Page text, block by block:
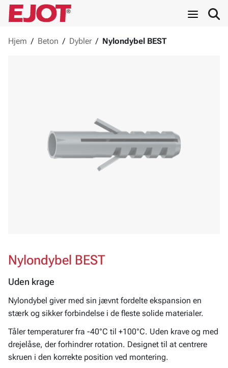
Hjem / Beton / Dybler / Nylondybel BEST
Nylondybel BEST
Uden krage
Nylondybel giver med sin jævnt fordelte ekspansion en
stærk og sikker forbindelse i de fleste solide materialer.
Tåler temperaturer fra -40°C til +100°C. Uden krave og med
drejelåse, der forhindrer rotation. Designet til at centrere
skruen i den korrekte position ved montering.